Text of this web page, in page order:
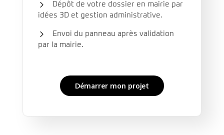
Dépôt de votre dossier en mairie par
idées 3D et gestion administrative.
Envoi du panneau après validation
par la mairie.
Démarrer mon projet